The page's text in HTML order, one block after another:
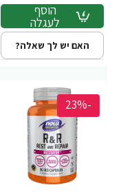
הוסף
לעגלה
האם יש לך שאלה?
-23%